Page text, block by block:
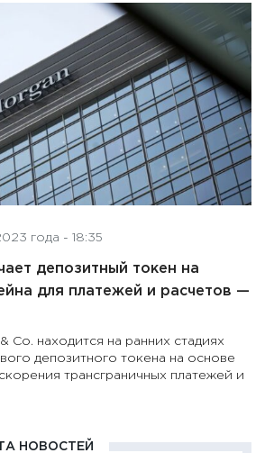
года - 18:35
депозитный токен на
для платежей и расчетов —
Co. находится на ранних стадиях
депозитного токена на основе
трансграничных платежей и
НОВОСТЕЙ